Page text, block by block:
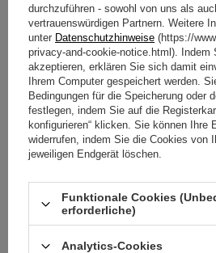
durchzuführen - sowohl von uns als
vertrauenswürdigen Partnern. Weitere
unter Datenschutzhinweise (https://
privacy-and-cookie-notice.html). Indem
akzeptieren, erklären Sie sich damit
Ihrem Computer gespeichert werden.
Bedingungen für die Speicherung oder
festlegen, indem Sie auf die
konfigurieren“ klicken. Sie können Ihre
widerrufen, indem Sie die Cookies von
jeweiligen Endgerät löschen.
Funktionale Cookies
erforderliche)
Analytics-Cookies